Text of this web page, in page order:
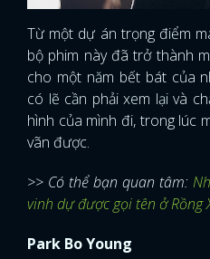
Từ một dự án trọng điểm
bộ phim này đã trở thành
cho một năm bết bát của
có lẽ cần phải xem lại và
hình của mình đi, trong lúc
vãn được.
>> Có thể bạn quan tâm:
vinh dự được gọi tên ở Rồng
Park Bo Young